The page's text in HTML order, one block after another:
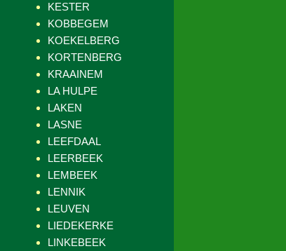
KESTER
KOBBEGEM
KOEKELBERG
KORTENBERG
KRAAINEM
LA HULPE
LAKEN
LASNE
LEEFDAAL
LEERBEEK
LEMBEEK
LENNIK
LEUVEN
LIEDEKERKE
LINKEBEEK